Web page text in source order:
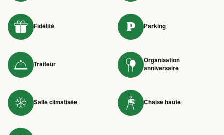
Fidélité Parking
Traiteur
Organisation
anniversaire
Salle climatisée Chaise haute